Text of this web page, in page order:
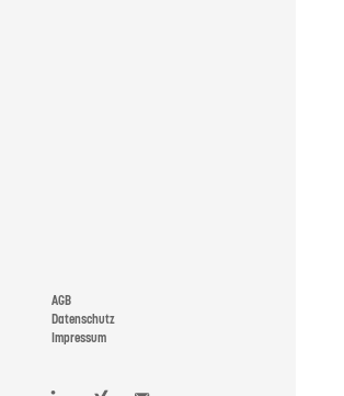
AGB
Datenschutz
Impressum